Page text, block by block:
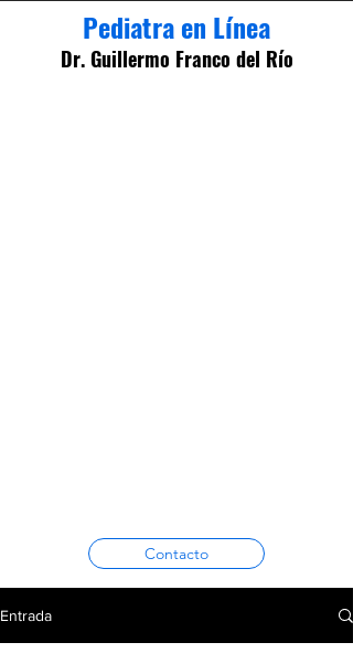
Pediatra en Línea
Dr. Guillermo Franco del Río
Contacto
Entrada